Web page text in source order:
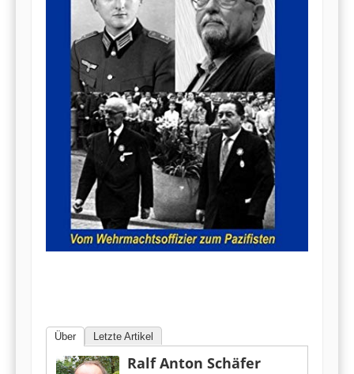
Über Letzte Artikel
Ralf Anton Schäfer